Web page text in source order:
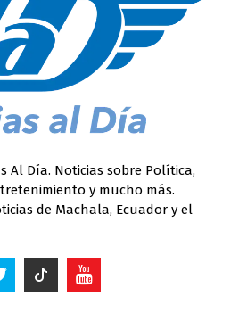
Al Día. Noticias sobre Política,
y mucho más.
de Machala, Ecuador y el